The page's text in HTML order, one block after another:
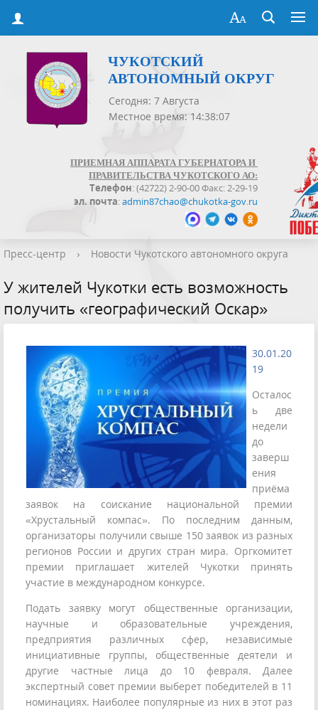
ЧУКОТСКИЙ
АВТОНОМНЫЙ ОКРУГ
Сегодня: 7 Августа
Местное время: 14:38:07
ПРИЕМНАЯ АППАРАТА ГУБЕРНАТОРА И
ПРАВИТЕЛЬСТВА ЧУКОТСКОГО АО:
Телефон: (42722) 2-90-00 Факс: 2-29-19
эл. почта:admin87chao@chukotka-gov.ru
Пресс-центр › Новости Чукотского автономного округа
У жителей Чукотки есть возможность
получить «географический Оскар»
30.01.20
19
Осталос
ь две
недели
до
заверш
ения
приёма
заявок на соискание национальной премии
«Хрустальный компас». По последним данным,
организаторы получили свыше 150 заявок из разных
регионов России и других стран мира. Оргкомитет
премии приглашает жителей Чукотки принять
участие в международном конкурсе.
Подать заявку могут общественные организации,
научные и образовательные учреждения,
предприятия различных сфер, независимые
инициативные группы, общественные деятели и
другие частные лица до 10 февраля. Далее
экспертный совет премии выберет победителей в 11
номинациях. Наиболее популярные из них в этот раз